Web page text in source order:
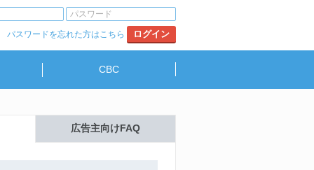
パスワードを忘れた方はこちら
CBC
広告主向けFAQ